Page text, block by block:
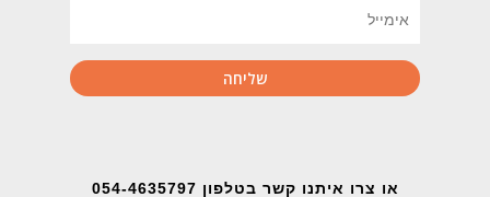
או צרו איתנו קשר בטלפון 054-4635797